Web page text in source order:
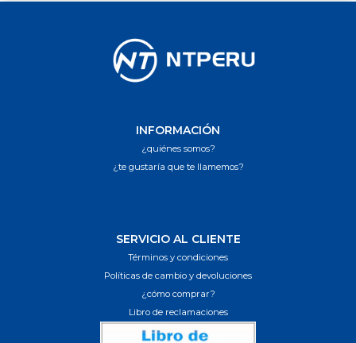
INFORMACIÓN
¿quiénes somos?
¿te gustaría que te llamemos?
SERVICIO AL CLIENTE
Términos y condiciones
Políticas de cambio y devoluciones
¿cómo comprar?
Libro de reclamaciones